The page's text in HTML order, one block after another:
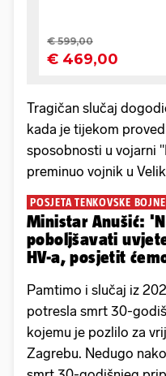
Tragičan slučaj
kada je tijekom
sposobnosti u vojarni
preminuo vojnik u
POSJETA TENKOVSKE BOJNE
Ministar Anušić:
poboljšavati
HV-a, posjetit
Pamtimo i slučaj iz
potresla smrt 30-
kojemu je pozlilo za
Zagrebu. Nedugo